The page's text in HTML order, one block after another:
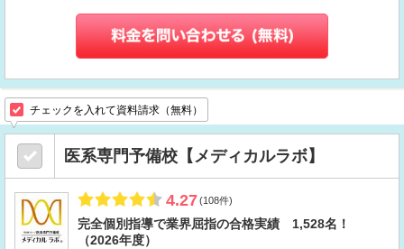
チェックを入れて資料請求（無料）
医系専門予備校【メディカルラボ】
4.27(108件)
完全個別指導で業界屈指の合格実績 1,528名！
（2026年度）